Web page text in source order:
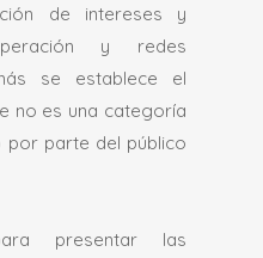
de intereses y
y redes
se establece el
no es una categoría
por parte del público
presentar las